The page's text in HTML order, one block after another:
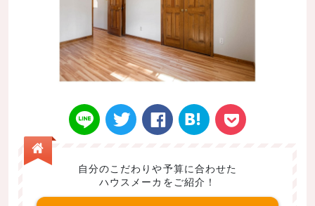
Twitt Face はてなブ
自分のこだわりや予算に合わせた
ハウスメーカをご紹介！